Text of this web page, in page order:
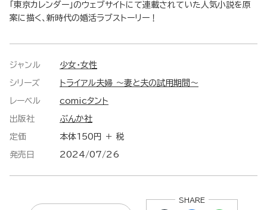
「東京カレンダー」のウェブサイトにて連載されていた人気小説を原
案に描く、新時代の婚活ラブストーリー！
ジャンル 少女・女性
シリーズ トライアル夫婦 ～妻と夫の試用期間～
レーベル comicタント
出版社 ぶんか社
定価 本体150円 ＋ 税
発売日 2024/07/26
SHARE